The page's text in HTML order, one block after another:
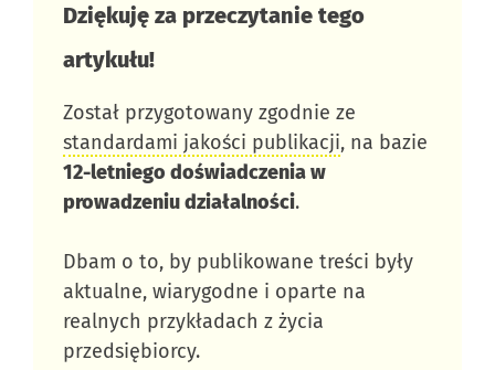
Dziękuję za przeczytanie tego
artykułu!​
Został przygotowany zgodnie ze
standardami jakości publikacji, na bazie
12-letniego doświadczenia w
prowadzeniu działalności.
Dbam o to, by publikowane treści były
aktualne, wiarygodne i oparte na
realnych przykładach z życia
przedsiębiorcy.